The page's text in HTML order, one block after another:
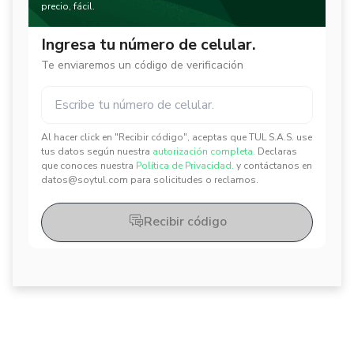
precio, fácil.
Ingresa tu número de celular.
Te enviaremos un código de verificación
Al hacer click en "Recibir código", aceptas que TUL S.A.S. use
tus datos según nuestra autorización completa. Declaras
que conoces nuestra Política de Privacidad. y contáctanos en
datos@soytul.com para solicitudes o reclamos.
✕
✕
Recibir código